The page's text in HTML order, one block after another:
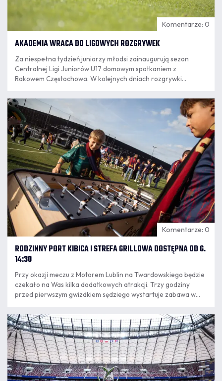
Komentarze: 0
AKADEMIA WRACA DO LIGOWYCH ROZGRYWEK
Za niespełna tydzień juniorzy młodsi zainaugurują sezon
Centralnej Ligi Juniorów U17 domowym spotkaniem z
Rakowem Częstochowa. W kolejnych dniach rozgrywki
07.08
8:14
Komentarze: 0
RODZINNY PORT KIBICA I STREFA GRILLOWA DOSTĘPNA OD G.
14:30
Przy okazji meczu z Motorem Lublin na Twardowskiego będzie
czekało na Was kilka dodatkowych atrakcji. Trzy godziny
przed pierwszym gwizdkiem sędziego wystartuje zabawa w
06.08
18:10